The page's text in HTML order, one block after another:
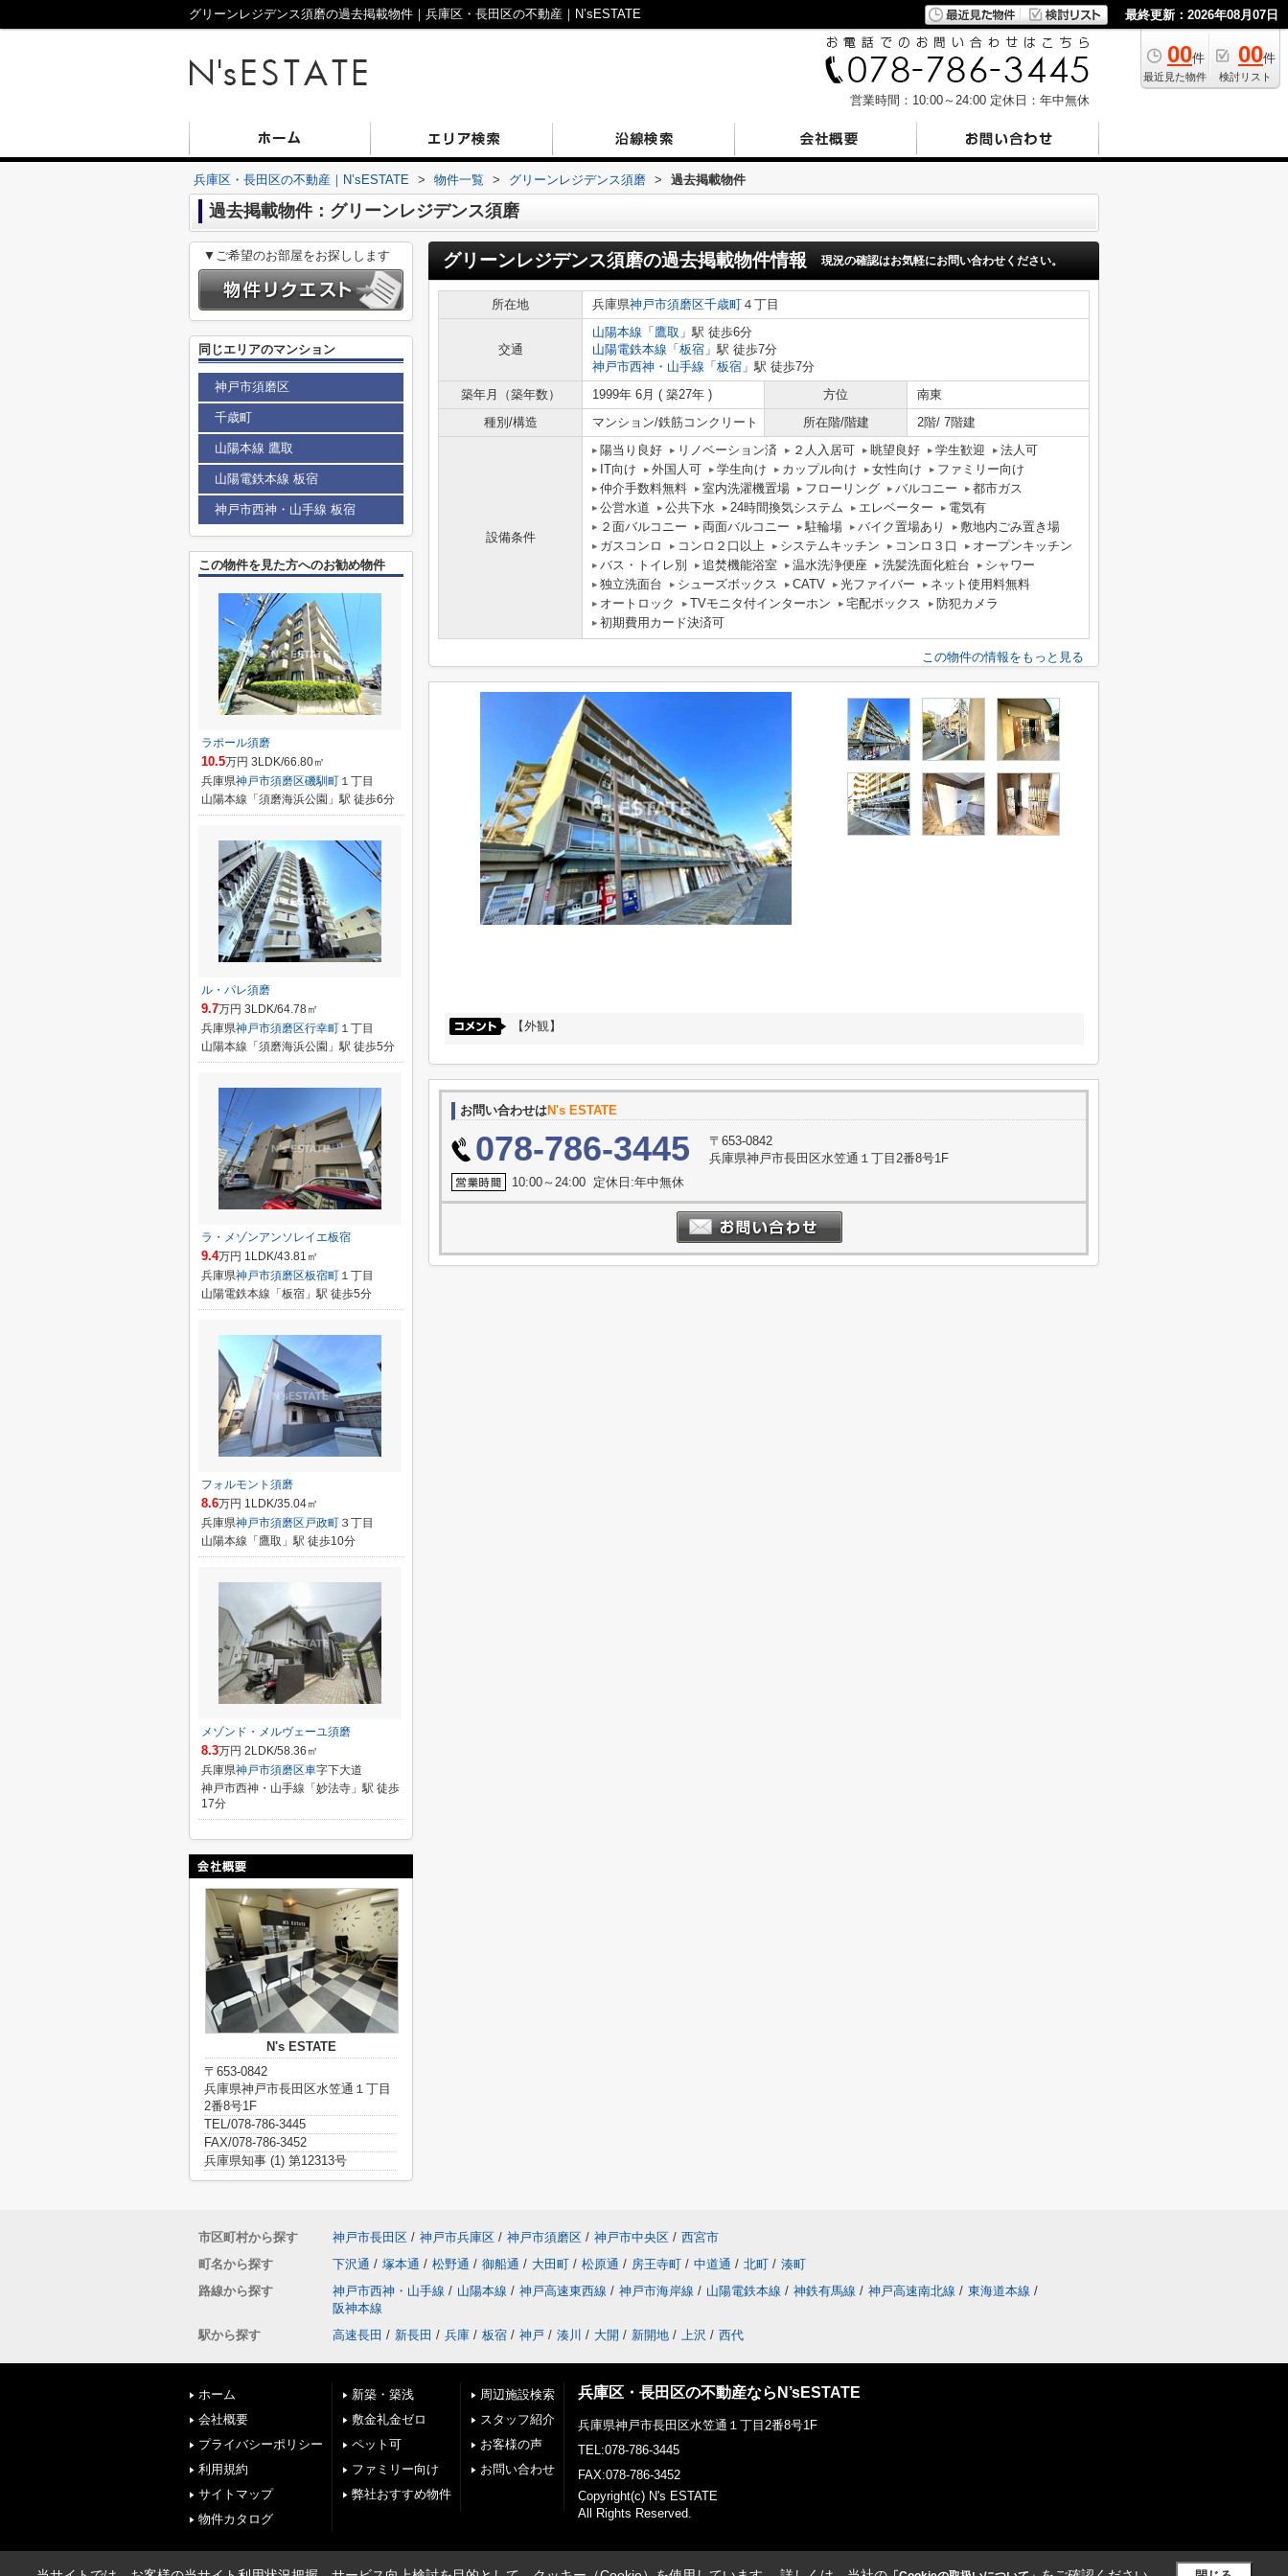
グリーンレジデンス須磨の過去掲載物件｜兵庫区・長田区の不動産｜N’sESTATE 最終更新：2026年08月07日
00件
最近見た物件
00件
検討リスト
営業時間：10:00～24:00 定休日：年中無休
兵庫区・長田区の不動産｜N’sESTATE > 物件一覧 > グリーンレジデンス須磨 > 過去掲載物件
過去掲載物件：グリーンレジデンス須磨
グリーンレジデンス須磨の過去掲載物件情報 現況の確認はお気軽にお問い合わせください。
所在地 兵庫県神戸市須磨区千歳町 ４丁目
交通
山陽本線 「 鷹取 」駅 徒歩6分
山陽電鉄本線 「 板宿 」駅 徒歩7分
神戸市西神・山手線 「 板宿 」駅 徒歩7分
築年月（築年数）
1999年 6月 ( 築27年 ) 方位
南東
種別/構造
マンション/鉄筋コンクリート 所在階/階建 2階/ 7階建
設備条件
陽当り良好 リノベーション済 ２人入居可 眺望良好 学生歓迎
法人可
IT向け
外国人可 学生向け カップル向け 女性向け
ファミリー向け
仲介手数料無料
室内洗濯機置場 フローリング バルコニー
都市ガス
公営水道
公共下水 24時間換気システム エレベーター
電気有
２面バルコニー
両面バルコニー 駐輪場 バイク置場あり
敷地内ごみ置き場
ガスコンロ
コンロ２口以上 システムキッチン コンロ３口
オープンキッチン
バス・トイレ別
追焚機能浴室 温水洗浄便座 洗髪洗面化粧台
シャワー
独立洗面台
シューズボックス CATV 光ファイバー
ネット使用料無料
オートロック
TVモニタ付インターホン 宅配ボックス
防犯カメラ
初期費用カード決済可
この物件の情報をもっと見る
【外観】
お問い合わせはN's ESTATE
078-786-3445
〒653-0842
兵庫県神戸市長田区水笠通１丁目2番8号1F
10:00～24:00 定休日:年中無休
▼ご希望のお部屋をお探しします
同じエリアのマンション
神戸市須磨区
千歳町
山陽本線 鷹取
山陽電鉄本線 板宿
神戸市西神・山手線 板宿
この物件を見た方へのお勧め物件
ラポール須磨
10.5万円 3LDK/66.80㎡
兵庫県神戸市須磨区磯馴町 １丁目
山陽本線「須磨海浜公園」駅 徒歩6分
ル・パレ須磨
9.7万円 3LDK/64.78㎡
兵庫県神戸市須磨区行幸町 １丁目
山陽本線「須磨海浜公園」駅 徒歩5分
ラ・メゾンアンソレイエ板宿
9.4万円 1LDK/43.81㎡
兵庫県神戸市須磨区板宿町 １丁目
山陽電鉄本線「板宿」駅 徒歩5分
フォルモント須磨
8.6万円 1LDK/35.04㎡
兵庫県神戸市須磨区 戸政町 ３丁目
山陽本線「鷹取」駅 徒歩10分
メゾンド・メルヴェーユ須磨
8.3万円 2LDK/58.36㎡
兵庫県神戸市須磨区車字下大道
神戸市西神・山手線「妙法寺」駅 徒歩
17分
N's ESTATE
〒653-0842
兵庫県神戸市長田区水笠通１丁目
2番8号1F
TEL/078-786-3445
FAX/078-786-3452
兵庫県知事 (1) 第12313号
市区町村から探す 神戸市長田区 / 神戸市兵庫区 / 神戸市須磨区 / 神戸市中央区 / 西宮市
町名から探す
下沢通 / 塚本通 / 松野通 / 御船通 / 大田町 / 松原通 / 房王寺町 / 中道通 / 北町 / 湊町
路線から探す
神戸市西神・山手線 / 山陽本線 / 神戸高速東西線 / 神戸市海岸線 / 山陽電鉄本線 / 神鉄有馬線 / 神戸高速南北線 / 東海道本線 /
阪神本線
駅から探す
高速長田 / 新長田 / 兵庫 / 板宿 / 神戸 / 湊川 / 大開 / 新開地 / 上沢 / 西代
ホーム
会社概要
プライバシーポリシー
利用規約
サイトマップ
物件カタログ
新築・築浅
敷金礼金ゼロ
ペット可
ファミリー向け
弊社おすすめ物件
周辺施設検索
スタッフ紹介
お客様の声
お問い合わせ
兵庫区・長田区の不動産ならN’sESTATE
兵庫県神戸市長田区水笠通１丁目2番8号1F
TEL:078-786-3445
FAX:078-786-3452
Copyright(c) N's ESTATE
All Rights Reserved.